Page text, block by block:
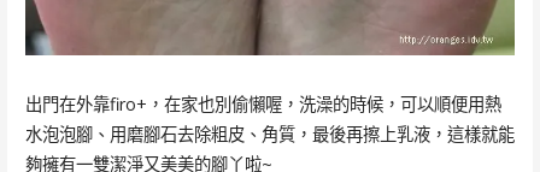
出門在外靠firo+，在家也別偷懶喔，洗澡的時候，可以順便用熱
水泡泡腳、用磨腳石去除粗皮、角質，最後再擦上乳液，這樣就能
夠擁有一雙潔淨又美美的腳丫啦~